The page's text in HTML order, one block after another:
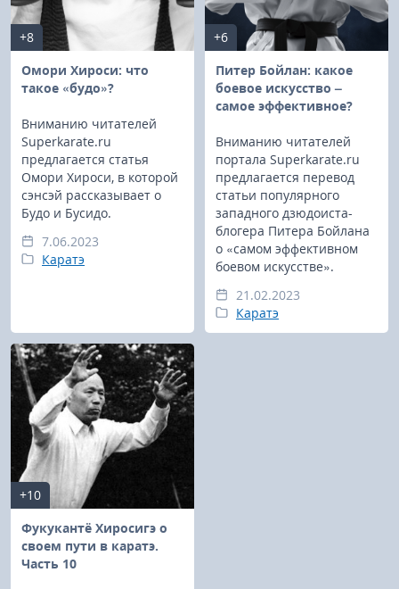
+8
Омори Хироси: что
такое «будо»?
Вниманию читателей
Superkarate.ru
предлагается статья
Омори Хироси, в которой
сэнсэй рассказывает о
Будо и Бусидо.
7.06.2023
Каратэ
+6
Питер Бойлан: какое
боевое искусство –
самое эффективное?
Вниманию читателей
портала Superkarate.ru
предлагается перевод
статьи популярного
западного дзюдоиста-
блогера Питера Бойлана
о «самом эффективном
боевом искусстве».
21.02.2023
Каратэ
+10
Фукукантё Хиросигэ о
своем пути в каратэ.
Часть 10